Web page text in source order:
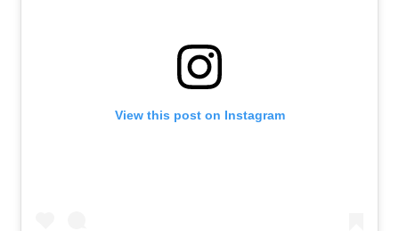
View this post on Instagram